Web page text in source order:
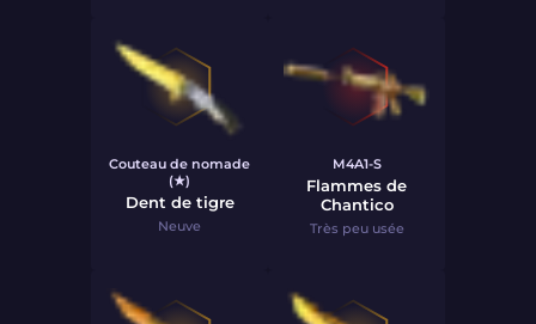
Couteau de nomade
(★)
Dent de tigre
Neuve
M4A1-S
Flammes de
Chantico
Très peu usée